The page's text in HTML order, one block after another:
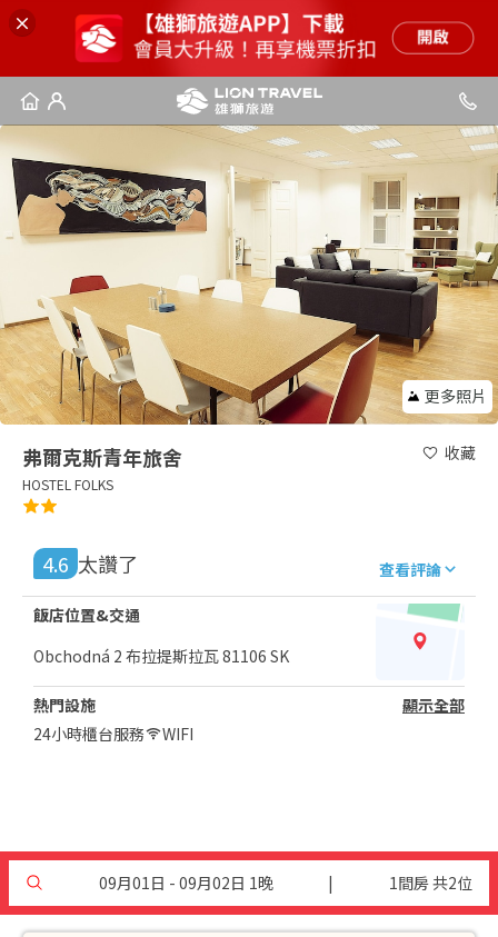
更多照片
弗爾克斯青年旅舍
HOSTEL FOLKS
收藏
4.6 太讚了 查看評論
飯店位置&交通
Obchodná 2 布拉提斯拉瓦 81106 SK
熱門設施
顯示全部
24小時櫃台服務
WIFI
09月01日 - 09月02日 1晚 | 1間房 共2位